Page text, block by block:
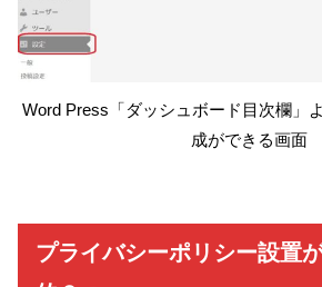
Word Press「ダッシュボード目次欄
成ができる画面
プライバシーポリシー設置